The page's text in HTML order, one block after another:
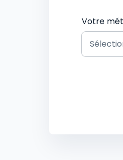
Votre